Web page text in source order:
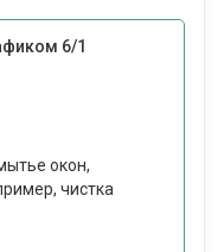
6/1
окон,
чистка